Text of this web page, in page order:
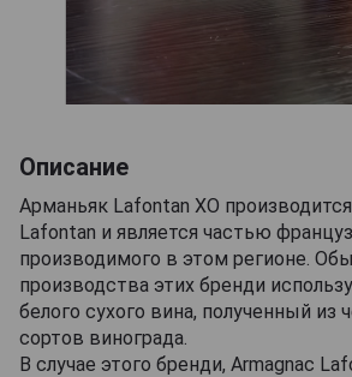
Описание
Арманьяк Lafontan XO
Lafontan и является частью
производимого в этом регионе.
производства этих бренди
белого сухого вина, полученный из
сортов винограда.
В случае этого бренди, Armagnac